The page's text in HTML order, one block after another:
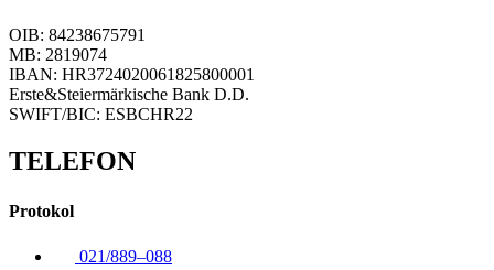
OIB: 84238675791
MB: 2819074
IBAN: HR3724020061825800001
Erste&Steiermärkische Bank D.D.
SWIFT/BIC: ESBCHR22
TELEFON
Protokol
021/889–088